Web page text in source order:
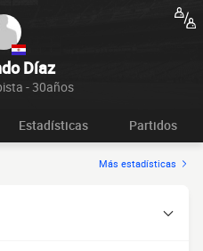
Díaz
- 30años
Estadísticas Partidos
Más estadísticas